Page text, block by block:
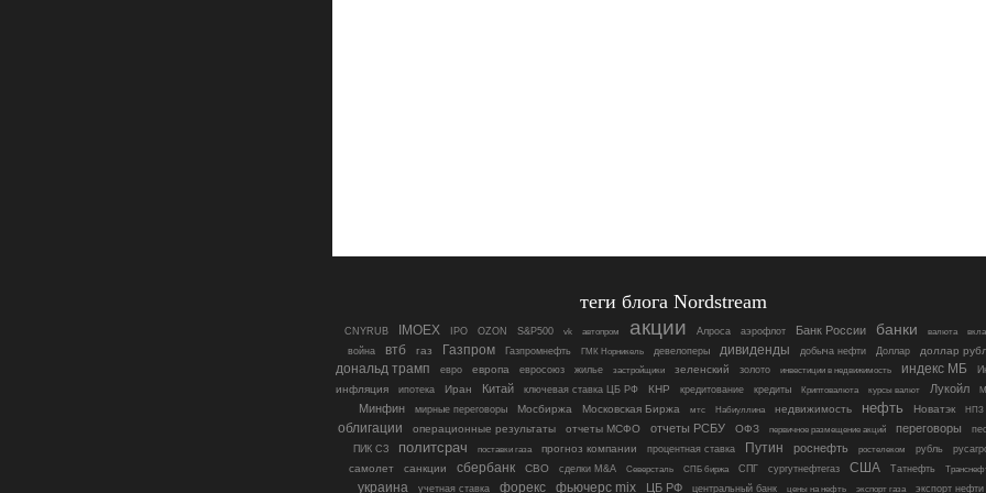
теги блога Nordstream
CNYRUB IMOEX IPO OZON S&P500 vk автопром акции Алроса аэрофлот Банк России банки валюта
война втб газ Газпром Газпромнефть ГМК Норникель девелоперы дивиденды добыча нефти Доллар доллар
дональд трамп евро европа евросоюз жилье застройщики зеленский золото инвестиции в недвижимость индекс МБ
инфляция ипотека Иран Китай ключевая ставка ЦБ РФ КНР кредитование кредиты Криптовалюта курсы валют Лукойл
Минфин мирные переговоры Мосбиржа Московская Биржа мтс Набиуллина недвижимость нефть Новатэк НПЗ
облигации операционные результаты отчеты МСФО отчеты РСБУ ОФЗ первичное размещение акций переговоры
ПИК СЗ
политсрач поставки газа прогноз компании процентная ставка Путин роснефть ростелеком рубль
самолет санкции сбербанк СВО сделки M&A Северсталь СПБ биржа СПГ сургутнефтегаз США Татнефть
украина учетная ставка форекс фьючерс mix ЦБ РФ центральный банк цены на нефть экспорт газа экспорт нефти